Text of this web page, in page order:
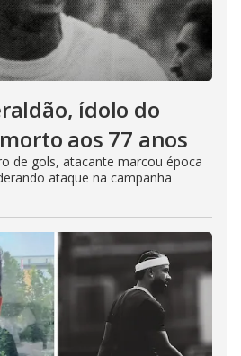
ídolo do
aos 77 anos
de gols, atacante marcou época
ataque na campanha